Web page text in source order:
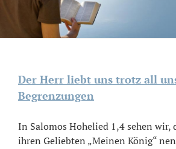
Der Herr liebt uns trotz all
Begrenzungen
In Salomos Hohelied 1,4 sehen wir,
ihren Geliebten „Meinen König“